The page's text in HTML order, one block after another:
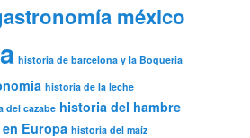
méxico
historia de barcelona y la Boqueria
historia de la leche
del cazabe historia del hambre
Europa historia del maíz